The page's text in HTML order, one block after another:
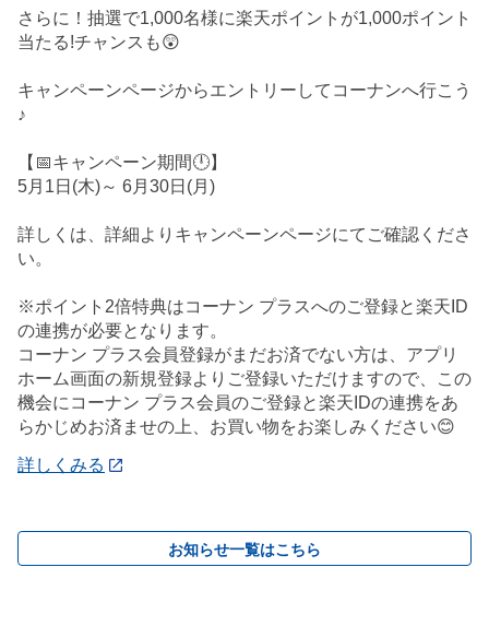
さらに！抽選で1,000名様に楽天ポイントが1,000ポイント
当たる!チャンスも😲
キャンペーンページからエントリーしてコーナンへ行こう
♪
【📅キャンペーン期間🕛】
5月1日(木)～ 6月30日(月)
詳しくは、詳細よりキャンペーンページにてご確認くださ
い。
※ポイント2倍特典はコーナン プラスへのご登録と楽天ID
の連携が必要となります。
コーナン プラス会員登録がまだお済でない方は、アプリ
ホーム画面の新規登録よりご登録いただけますので、この
機会にコーナン プラス会員のご登録と楽天IDの連携をあ
らかじめお済ませの上、お買い物をお楽しみください😊
詳しくみる
お知らせ一覧はこちら